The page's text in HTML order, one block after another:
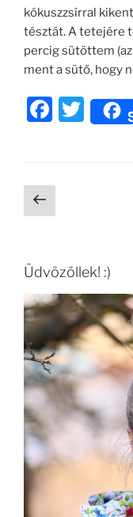
kókuszzsírral
tésztát. A tetejére
percig sütöttem
ment a sütő, hogy
F
e
b
o
k
T
w
Bejegyzések
lapozása
Előző
oldal
Üdvözöllek! :)